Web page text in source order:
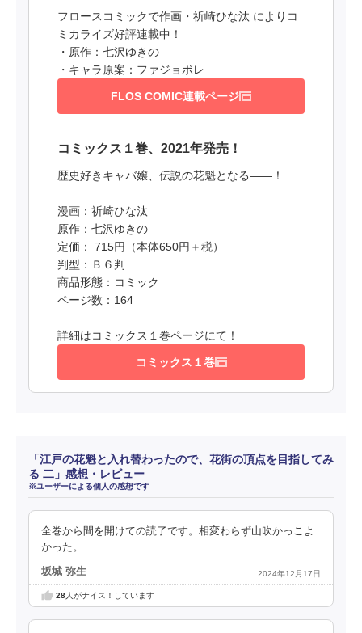
フロースコミックで作画・祈崎ひな汰 によりコ
ミカライズ好評連載中！
・原作：七沢ゆきの
・キャラ原案：ファジョボレ
FLOS COMIC連載ページ
コミックス１巻、2021年発売！
歴史好きキャバ嬢、伝説の花魁となる――！
漫画：祈崎ひな汰
原作：七沢ゆきの
定価： 715円（本体650円＋税）
判型：Ｂ６判
商品形態：コミック
ページ数：164
詳細はコミックス１巻ページにて！
コミックス１巻
「江戸の花魁と入れ替わったので、花街の頂点を目指してみ
る 二」感想・レビュー
※ユーザーによる個人の感想です
全巻から間を開けての読了です。相変わらず山吹かっこよ
かった。
坂城 弥生 2024年12月17日
28人がナイス！しています